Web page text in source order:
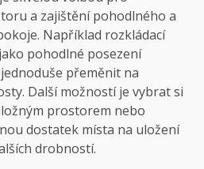
a zajištění pohodlného a
Například rozkládací
pohodlné posezení
přeměnit na
Další možností je vybrat si
prostorem nebo
dostatek místa na uložení
drobností.